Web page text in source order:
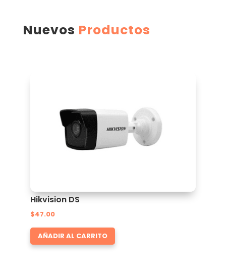
Nuevos Productos
Hikvision DS
$ 47.00
AÑADIR AL CARRITO